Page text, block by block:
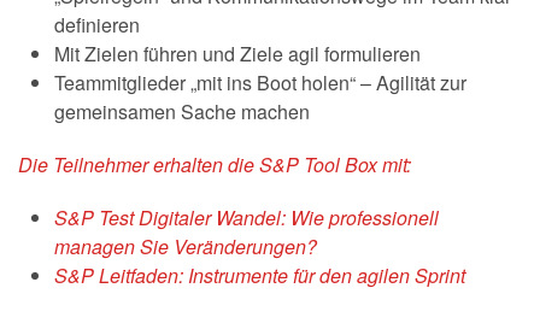
definieren
Mit Zielen führen und Ziele agil formulieren
Teammitglieder „mit ins Boot holen“ – Agilität zur
gemeinsamen Sache machen
Die Teilnehmer erhalten die S&P Tool Box mit:
S&P Test Digitaler Wandel: Wie professionell
managen Sie Veränderungen?
S&P Leitfaden: Instrumente für den agilen Sprint